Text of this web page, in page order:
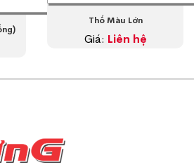
Thố Màu Lớn
Giá: Liên hệ